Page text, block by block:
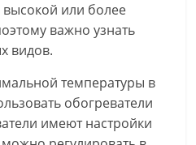
высокой или более
важно узнать
видов.
температуры в
обогреватели
имеют настройки